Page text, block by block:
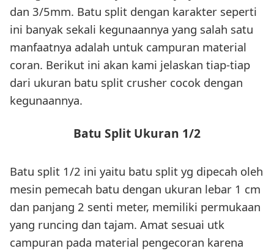
dan 3/5mm. Batu split dengan karakter seperti
ini banyak sekali kegunaannya yang salah satu
manfaatnya adalah untuk campuran material
coran. Berikut ini akan kami jelaskan tiap-tiap
dari ukuran batu split crusher cocok dengan
kegunaannya.
Batu Split Ukuran 1/2
Batu split 1/2 ini yaitu batu split yg dipecah oleh
mesin pemecah batu dengan ukuran lebar 1 cm
dan panjang 2 senti meter, memiliki permukaan
yang runcing dan tajam. Amat sesuai utk
campuran pada material pengecoran karena